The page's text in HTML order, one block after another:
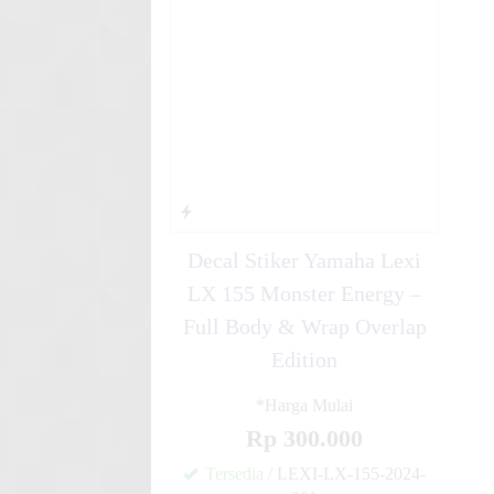
Decal Stiker Yamaha Lexi
LX 155 Monster Energy –
Full Body & Wrap Overlap
Edition
*Harga Mulai
Rp 300.000
Tersedia / LEXI-LX-155-2024-